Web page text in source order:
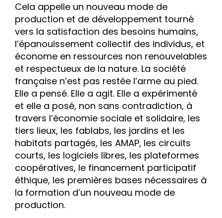
Cela appelle un nouveau mode de
production et de développement tourné
vers la satisfaction des besoins humains,
l’épanouissement collectif des individus, et
économe en ressources non renouvelables
et respectueux de la nature. La société
française n’est pas restée l’arme au pied.
Elle a pensé. Elle a agit. Elle a expérimenté
et elle a posé, non sans contradiction, à
travers l’économie sociale et solidaire, les
tiers lieux, les fablabs, les jardins et les
habitats partagés, les AMAP, les circuits
courts, les logiciels libres, les plateformes
coopératives, le financement participatif
éthique, les premières bases nécessaires à
la formation d’un nouveau mode de
production.